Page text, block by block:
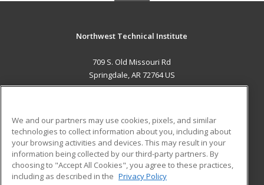
Northwest Technical Institute
709 S. Old Missouri Rd
Springdale, AR 72764 US
ADDITIONAL RESOURCES
Military
Financial Assistance
Help
Student Blog
We and our partners may use cookies, pixels, and similar
technologies to collect information about you, including about
your browsing activities and devices. This may result in your
information being collected by our third-party partners. By
choosing to "Accept All Cookies", you agree to these practices,
including as described in the Privacy Policy